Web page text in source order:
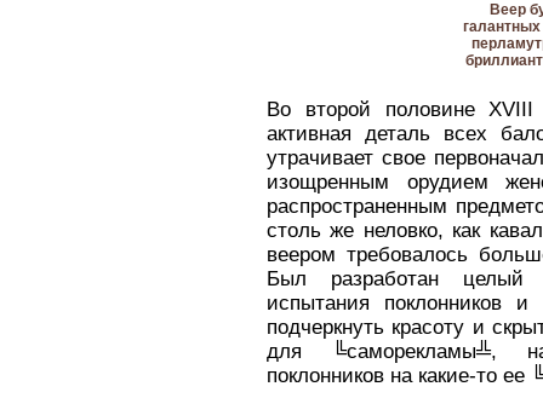
Веер
Во второй половине
активная деталь всех
утрачивает свое
изощренным орудием
распространенным
столь же неловко, как
веером требовалось
Был разработан целый
испытания поклонников
подчеркнуть красоту и
для ╚саморекламы╩,
поклонников на какие-то